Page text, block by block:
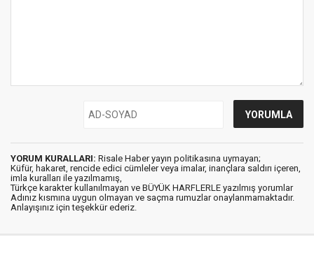
YORUM KURALLARI: Risale Haber yayın politikasına uymayan;
Küfür, hakaret, rencide edici cümleler veya imalar, inançlara saldırı içeren,
imla kuralları ile yazılmamış,
Türkçe karakter kullanılmayan ve BÜYÜK HARFLERLE yazılmış yorumlar
Adınız kısmına uygun olmayan ve saçma rumuzlar onaylanmamaktadır.
Anlayışınız için teşekkür ederiz.